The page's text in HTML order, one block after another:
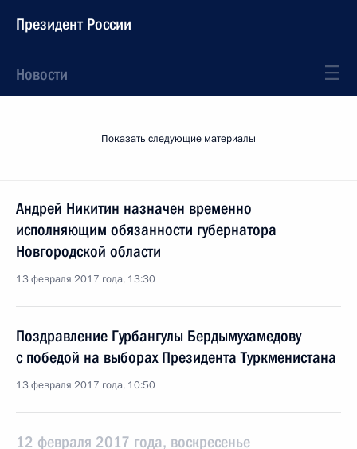
Президент России
Новости
Показать следующие материалы
Андрей Никитин назначен временно
исполняющим обязанности губернатора
Новгородской области
13 февраля 2017 года, 13:30
Поздравление Гурбангулы Бердымухамедову
с победой на выборах Президента Туркменистана
13 февраля 2017 года, 10:50
12 февраля 2017 года, воскресенье